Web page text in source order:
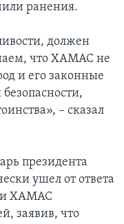
ранения.
должен
что ХАМАС не
и его законные
– сказал
президента
ушел от ответа
ХАМАС
заявив, что